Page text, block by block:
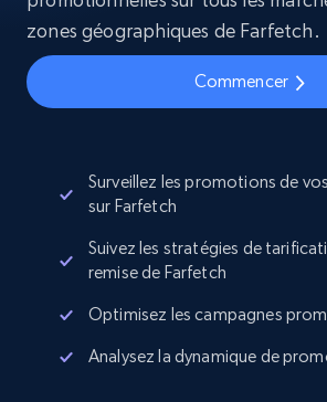
zones géographiques de Farfetch.
Commencer
Surveillez les promotions de
sur Farfetch
Suivez les stratégies de
remise de Farfetch
Optimisez les campagnes
Analysez la dynamique de